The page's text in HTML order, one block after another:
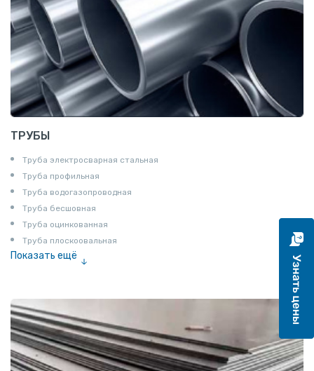
ТРУБЫ
Труба электросварная стальная
Труба профильная
Труба водогазопроводная
Труба бесшовная
Труба оцинкованная
Труба плоскоовальная
Показать ещё